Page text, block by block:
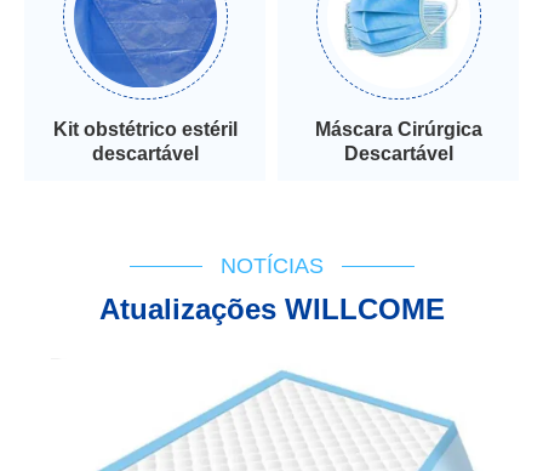
Kit obstétrico estéril
descartável
Máscara Cirúrgica
Descartável
NOTÍCIAS
Atualizações WILLCOME